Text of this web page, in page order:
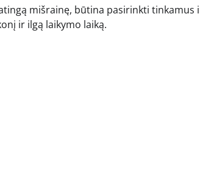
mišrainę, būtina pasirinkti tinkamus
ir ilgą laikymo laiką.